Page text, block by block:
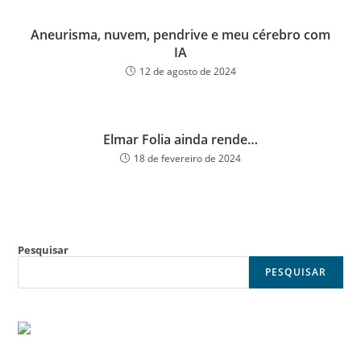
Aneurisma, nuvem, pendrive e meu cérebro com
IA
12 de agosto de 2024
Elmar Folia ainda rende…
18 de fevereiro de 2024
Pesquisar
PESQUISAR